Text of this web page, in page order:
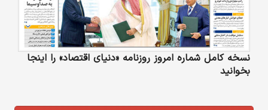
نسخه کامل شماره امروز روزنامه «دنیای‌ اقتصاد» را اینجا
بخوانید